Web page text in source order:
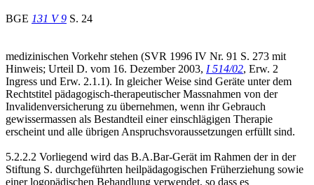
BGE 131 V 9 S. 24
medizinischen Vorkehr stehen (SVR 1996 IV Nr. 91 S. 273 mit
Hinweis; Urteil D. vom 16. Dezember 2003, I 514/02, Erw. 2
Ingress und Erw. 2.1.1). In gleicher Weise sind Geräte unter dem
Rechtstitel pädagogisch-therapeutischer Massnahmen von der
Invalidenversicherung zu übernehmen, wenn ihr Gebrauch
gewissermassen als Bestandteil einer einschlägigen Therapie
erscheint und alle übrigen Anspruchsvoraussetzungen erfüllt sind.
5.2.2.2 Vorliegend wird das B.A.Bar-Gerät im Rahmen der in der
Stiftung S. durchgeführten heilpädagogischen Früherziehung sowie
einer logopädischen Behandlung verwendet, so dass es